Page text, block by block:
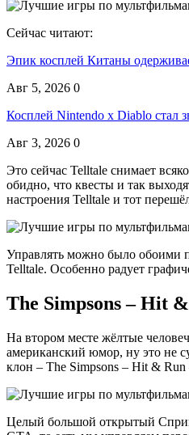
Сейчас читают:
Эпик косплей Китаны
Авг 5, 2026 0
Косплей Nintendo x Diablo стал
Авг 3, 2026 0
Это сейчас Telltale снимает
обидно, что квесты и так
настроения Telltale и тот
Управлять можно было обоими
Telltale. Особенно радует
The Simpsons – Hit
На втором месте жёлтые
американский юмор, ну это не
клон – The Simpsons – Hit & Run
Целый большой открытый